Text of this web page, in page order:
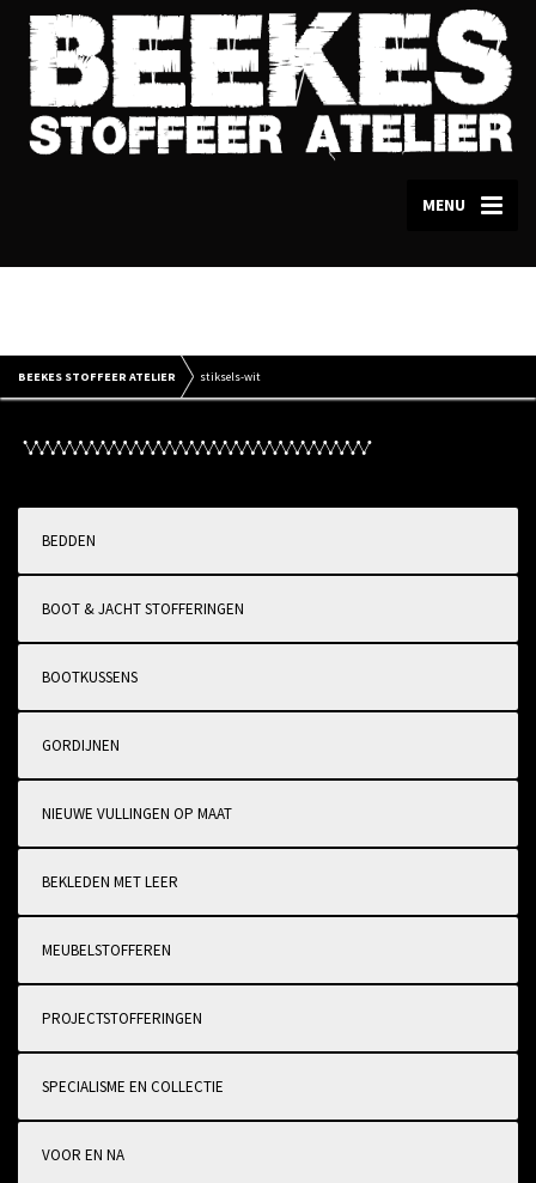
MENU
BEEKES STOFFEER ATELIER stiksels-wit
BEDDEN
BOOT & JACHT STOFFERINGEN
BOOTKUSSENS
GORDIJNEN
NIEUWE VULLINGEN OP MAAT
BEKLEDEN MET LEER
MEUBELSTOFFEREN
PROJECTSTOFFERINGEN
SPECIALISME EN COLLECTIE
VOOR EN NA